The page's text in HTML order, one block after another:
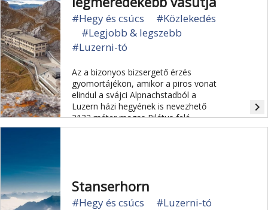
várja vendégeit.
#Hegy és csúcs
#Közlekedés
#Legjobb & legszebb
#Luzerni-tó
Az a bizonyos bizsergető érzés
gyomortájékon, amikor a piros vonat
elindul a svájci Alpnachstadból a
Luzern házi hegyének is nevezhető
2132 méter magas Pilátus felé…
Kicsit olyan, mintha hullámvasúton
2014-ben volt 125 éves.
navigate_next
Stanserhorn
#Hegy és csúcs #Luzerni-tó